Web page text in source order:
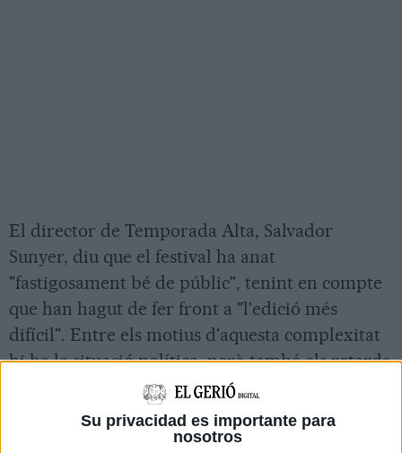
Su privacidad es importante para
nosotros
El director de Temporada Alta, Salvador
Sunyer, diu que el festival ha anat
"fastigosament bé de públic", tenint en compte
que han hagut de fer front a "l'edició més
difícil". Entre els motius d'aquesta complexitat
hi ha la situació política, però també els retards
en el cobrament de l'administració. "Tot just ara
hem firmat convenis d'aquesta edició i encara
hem de cobrar del 2016. Així és molt difícil